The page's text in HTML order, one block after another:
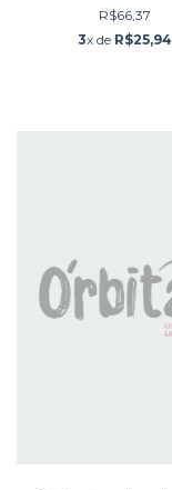
R$66,37
3x de R$25,94